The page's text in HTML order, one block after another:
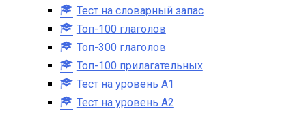
Тест на словарный запас
Топ-100 глаголов
Топ-300 глаголов
Топ-100 прилагательных
Тест на уровень A1
Тест на уровень A2